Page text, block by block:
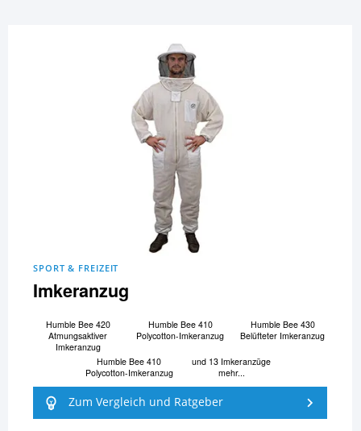
SPORT & FREIZEIT
Imkeranzug
Humble Bee 420
Atmungsaktiver
Imkeranzug
Humble Bee 410
Polycotton-Imkeranzug
Humble Bee 430
Belüfteter Imkeranzug
Humble Bee 410
Polycotton-Imkeranzug
und 13 Imkeranzüge
mehr...
Zum Vergleich und Ratgeber